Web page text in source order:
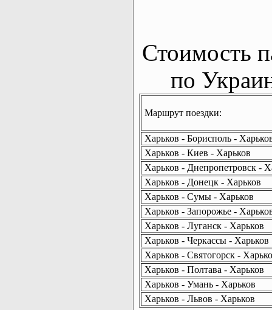
Стоимость
по
Маршрут поездки:
Харьков - Борисполь -
Харьков - Киев - Харьков
Харьков - Днепропетровск -
Харьков - Донецк - Харьков
Харьков - Сумы - Харьков
Харьков - Запорожье -
Харьков - Луганск - Харьков
Харьков - Черкассы - Харьков
Харьков - Святогорск -
Харьков - Полтава - Харьков
Харьков - Умань - Харьков
Харьков - Львов - Харьков